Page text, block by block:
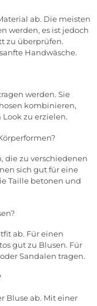
ab. Die meisten
werden, es ist jedoch
zu überprüfen.
Handwäsche.
werden. Sie
kombinieren,
zu erzielen.
die zu verschiedenen
sich gut für eine
Taille betonen und
ab. Für einen
gut zu Blusen. Für
Sandalen tragen.
Bluse ab. Mit einer